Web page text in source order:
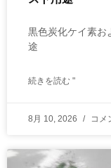
黒色炭化ケイ素お
途
続きを読む "
8月 10, 2026 コメ